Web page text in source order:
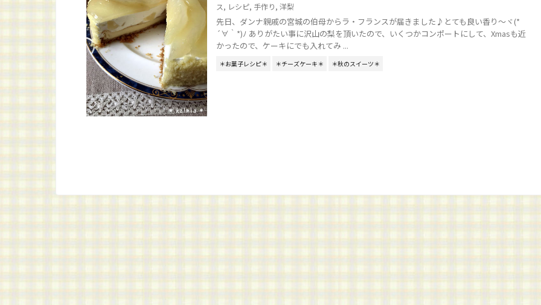
ス, レシピ, 手作り, 洋梨
先日、ダンナ親戚の宮城の伯母からラ・フランスが届きました♪とても良い香り～ヾ(*
´∀｀*)ﾉ ありがたい事に沢山の梨を頂いたので、いくつかコンポートにして、Xmasも近
かったので、ケーキにでも入れてみ ...
＊お菓子レシピ＊ ＊チーズケーキ＊ ＊秋のスイーツ＊